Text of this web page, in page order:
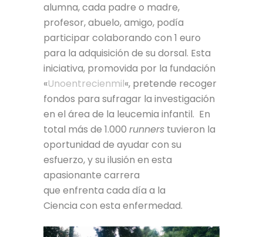
alumna, cada padre o madre,
profesor, abuelo, amigo, podía
participar colaborando con 1 euro
para la adquisición de su dorsal. Esta
iniciativa, promovida por la fundación
«Unoentrecienmil«, pretende recoger
fondos para sufragar la investigación
en el área de la leucemia infantil. En
total más de 1.000 runners tuvieron la
oportunidad de ayudar con su
esfuerzo, y su ilusión en esta
apasionante carrera
que enfrenta cada día a la
Ciencia con esta enfermedad.